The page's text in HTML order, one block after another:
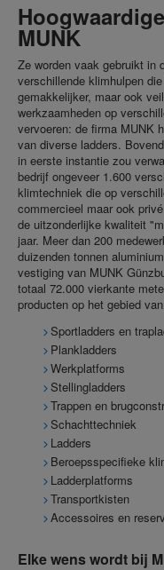
MUNK
Ze worden vaak gebruikt in
verschillende klimhulpen
gemakkelijker, maar ook
werkzaamheden op
vervoeren: de firma MUNK
van diverse ladders.
in eerste instantie zou
bedrijf ongeveer 1.600
klimtechniek die op
commercieel maar ook
de uitzonderlijke kwaliteit
jaar. Meer dan 200
duizenden tonnen
vestiging van MUNK
totaal 72.000 vierkante
producten op het gebied
Sportladders en
Plankladders
Werkplatforms
Stellingladders
Trappen en
Schachttechniek
Ladders
Beroepsspecifieke
Ladderplatforms
Transportkisten
Accessoires en
Elke wens wordt bij